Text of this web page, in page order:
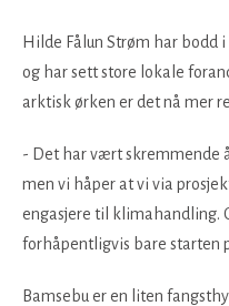
Hilde Fålun Strøm har bodd
og har sett store lokale
arktisk ørken er det nå mer
- Det har vært skremmende
men vi håper at vi via
engasjere til klimahandling.
forhåpentligvis bare starten
Bamsebu er en liten